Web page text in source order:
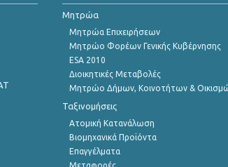
Μητρώα
Μητρώα Επιχειρήσεων
Μητρώο Φορέων Γενικής Κυβέρνησης
ESA 2010
Διοικητικές Μεταβολές
Μητρώο Δήμων, Κοινοτήτων &
Ταξινομήσεις
Ατομική Κατανάλωση
Βιομηχανικά Προϊόντα
Επαγγέλματα